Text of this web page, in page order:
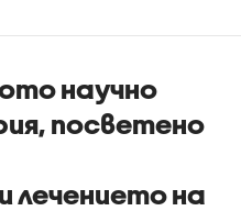
научно
посветено
лечението на